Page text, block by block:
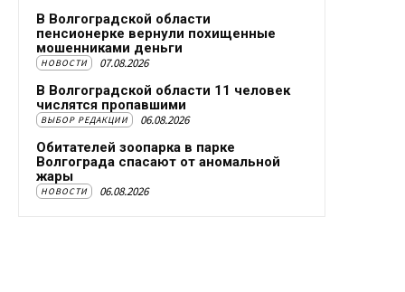
В Волгоградской области
пенсионерке вернули похищенные
мошенниками деньги
НОВОСТИ 07.08.2026
В Волгоградской области 11 человек
числятся пропавшими
ВЫБОР РЕДАКЦИИ 06.08.2026
Обитателей зоопарка в парке
Волгограда спасают от аномальной
жары
НОВОСТИ 06.08.2026